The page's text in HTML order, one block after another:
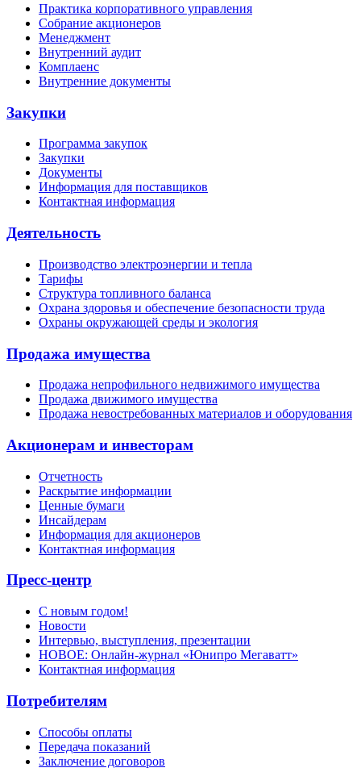
Практика корпоративного управления
Собрание акционеров
Менеджмент
Внутренний аудит
Комплаенс
Внутренние документы
Закупки
Программа закупок
Закупки
Документы
Информация для поставщиков
Контактная информация
Деятельность
Производство электроэнергии и тепла
Тарифы
Структура топливного баланса
Охрана здоровья и обеспечение безопасности труда
Охраны окружающей среды и экология
Продажа имущества
Продажа непрофильного недвижимого имущества
Продажа движимого имущества
Продажа невостребованных материалов и оборудования
Акционерам и инвесторам
Отчетность
Раскрытие информации
Ценные бумаги
Инсайдерам
Информация для акционеров
Контактная информация
Пресс-центр
С новым годом!
Новости
Интервью, выступления, презентации
НОВОЕ: Онлайн-журнал «Юнипро Мегаватт»
Контактная информация
Потребителям
Способы оплаты
Передача показаний
Заключение договоров